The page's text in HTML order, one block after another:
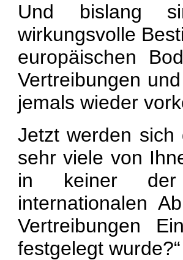
Und bislang
wirkungsvolle
europäischen
Vertreibungen
jemals wieder
Jetzt werden sich
sehr viele von
in keiner der
internationalen
Vertreibungen
festgelegt wurde?“